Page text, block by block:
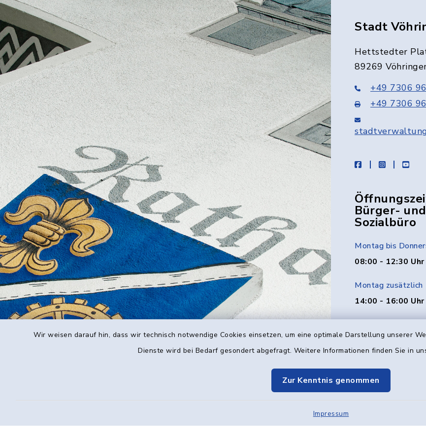
Wir weisen darauf hin, dass wir technisch notwendige Cookies einsetzen, um eine optimale Darstellung unserer
Dienste wird bei Bedarf gesondert abgefragt. Weitere Informationen finden Sie in
Zur Kenntnis genommen
Impressum
Stadt
Hettstedter
89269
+49 7306
+49 7306
facebookinstagram
Bürger- und
Sozialbüro
Montag bis
08:00 - 12:30 Uhr
Montag zusätzlich
14:00 - 16:00 Uhr
14:00 - 18:00 Uhr
08:00 - 12:00 Uhr